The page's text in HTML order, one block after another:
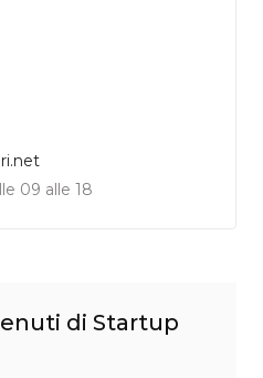
09 alle 18
di Startup